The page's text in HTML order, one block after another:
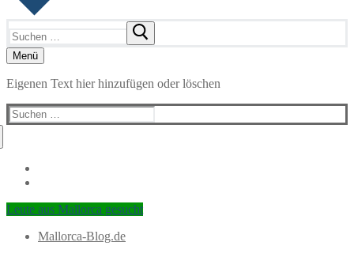
nach:
Menü
Eigenen Text hier hinzufügen oder löschen
Suchen
nach:
Leute aus Mallorca gesucht
Mallorca-Blog.de